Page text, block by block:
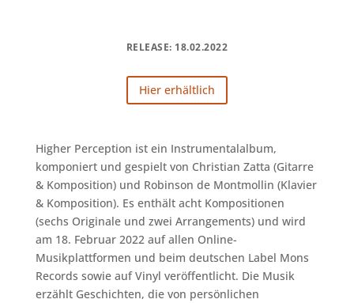
RELEASE: 18.02.2022
Hier erhältlich
Higher Perception ist ein Instrumentalalbum,
komponiert und gespielt von Christian Zatta (Gitarre
& Komposition) und Robinson de Montmollin (Klavier
& Komposition). Es enthält acht Kompositionen
(sechs Originale und zwei Arrangements) und wird
am 18. Februar 2022 auf allen Online-
Musikplattformen und beim deutschen Label Mons
Records sowie auf Vinyl veröffentlicht. Die Musik
erzählt Geschichten, die von persönlichen